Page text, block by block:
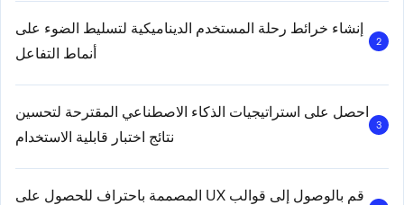
2
إنشاء خرائط رحلة المستخدم الديناميكية لتسليط الضوء على
أنماط التفاعل
3
احصل على استراتيجيات الذكاء الاصطناعي المقترحة لتحسين
نتائج اختبار قابلية الاستخدام
قم بالوصول إلى قوالب UX المصممة باحتراف للحصول على